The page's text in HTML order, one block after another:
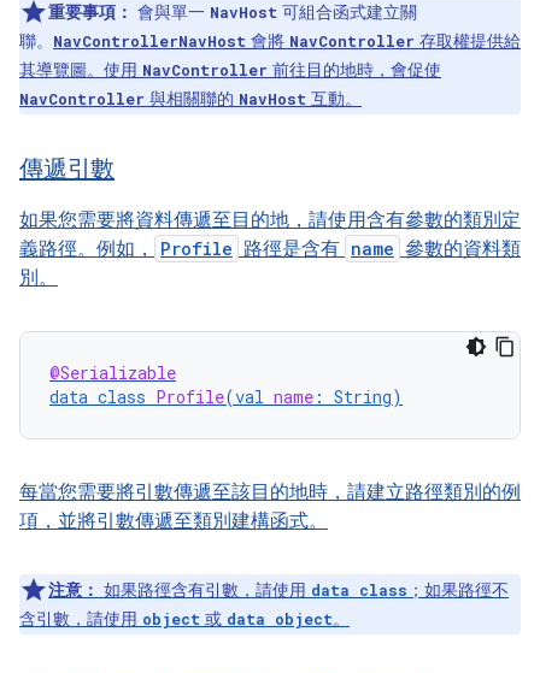
重要事項： 會與單一 NavHost 可組合函式建立關
聯。
NavControllerNavHost 會將 NavController 存取權提供給
其導覽圖。使用 NavController 前往目的地時，會促使
NavController 與相關聯的 NavHost 互動。
傳遞引數
如果您需要將資料傳遞至目的地，請使用含有參數的類別定
義路徑。例如，
Profile 路徑是含有 name 參數的資料類
別。
@Serializable
data class Profile(val name : String)
每當您需要將引數傳遞至該目的地時，請建立路徑類別的例
項，並將引數傳遞至類別建構函式。
注意： 如果路徑含有引數，請使用 data class ；如果路徑不
含引數，請使用 object 或 data object。